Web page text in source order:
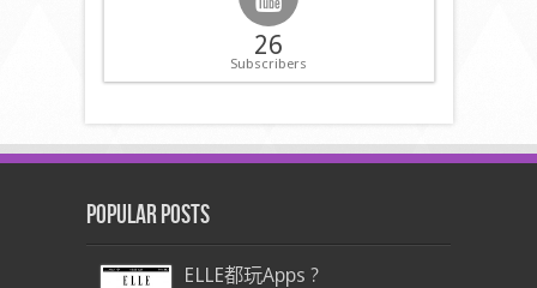
26
Subscribers
Popular Posts
ELLE都玩Apps ?